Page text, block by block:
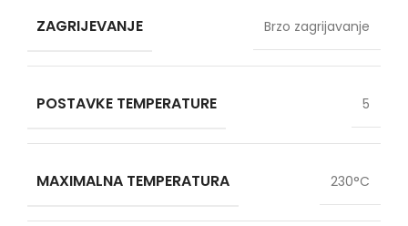
ZAGRIJEVANJE Brzo zagrijavanje
POSTAVKE TEMPERATURE 5
MAXIMALNA TEMPERATURA 230°C